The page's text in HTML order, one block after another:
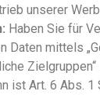
unserer
Haben Sie für
Daten mittels
ist Art. 6 Abs. 1